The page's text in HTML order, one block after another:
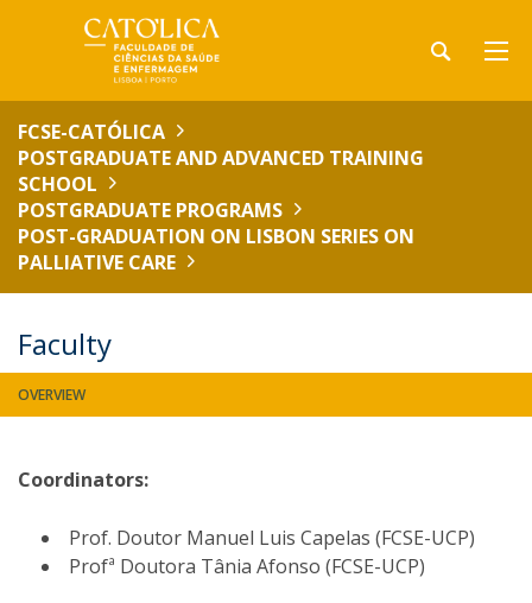
FCSE-CATÓLICA
POSTGRADUATE AND ADVANCED TRAINING
SCHOOL
POSTGRADUATE PROGRAMS
POST-GRADUATION ON LISBON SERIES ON
PALLIATIVE CARE
Faculty
OVERVIEW
Coordinators:
Prof. Doutor Manuel Luis Capelas (FCSE-UCP)
Profª Doutora Tânia Afonso (FCSE-UCP)